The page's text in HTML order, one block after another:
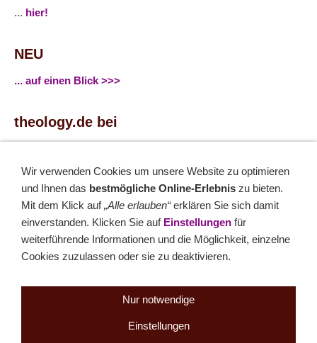
... hier!
NEU
... auf einen Blick >>>
theology.de bei
... Twitter
Monatsrätsel
Rätseln & Gewinnen!
Wir verwenden Cookies um unsere Website zu optimieren
und Ihnen das bestmögliche Online-Erlebnis zu bieten.
Mit dem Klick auf„Alle erlauben“erklären Sie sich damit
einverstanden. Klicken Sie auf Einstellungen für
weiterführende Informationen und die Möglichkeit, einzelne
Cookies zuzulassen oder sie zu deaktivieren.
Nur notwendige
Einstellungen